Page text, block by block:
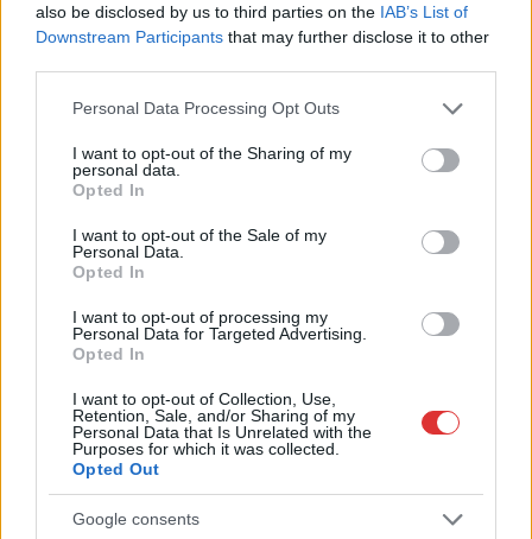
also be disclosed by us to third parties on the IAB’s List of
Downstream Participants that may further disclose it to other
Please note that this website/app uses one or more Google
not limited to your visit or usage behaviour. You may click to
grant or deny consent to Google and its third-party tags to
use your data for below specified purposes in below Google
consent section.
Personal Data Processing Opt Outs
I want to opt-out of the Sharing of my
personal data.
Opted In
I want to opt-out of the Sale of my
Personal Data.
Opted In
I want to opt-out of processing my
Personal Data for Targeted Advertising.
Opted In
I want to opt-out of Collection, Use,
Retention, Sale, and/or Sharing of my
Personal Data that Is Unrelated with the
Purposes for which it was collected.
Opted Out
Google consents
2026.08.07. Farkas András
Ön szerint hogy készül a hamisítatlan szolnoki
Igazi retró klasszikus desszert, amelyet generációk óta
szeretnek, és amelyet sokan ma is próbálnak otthon
újraalkotni....
Szolnok